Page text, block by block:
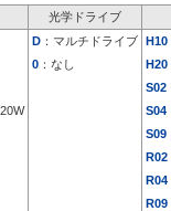
光学ドライブ
D ：マルチドライブ H10
0 ：なし H20
S02
S04
S09
R02
R04
R09